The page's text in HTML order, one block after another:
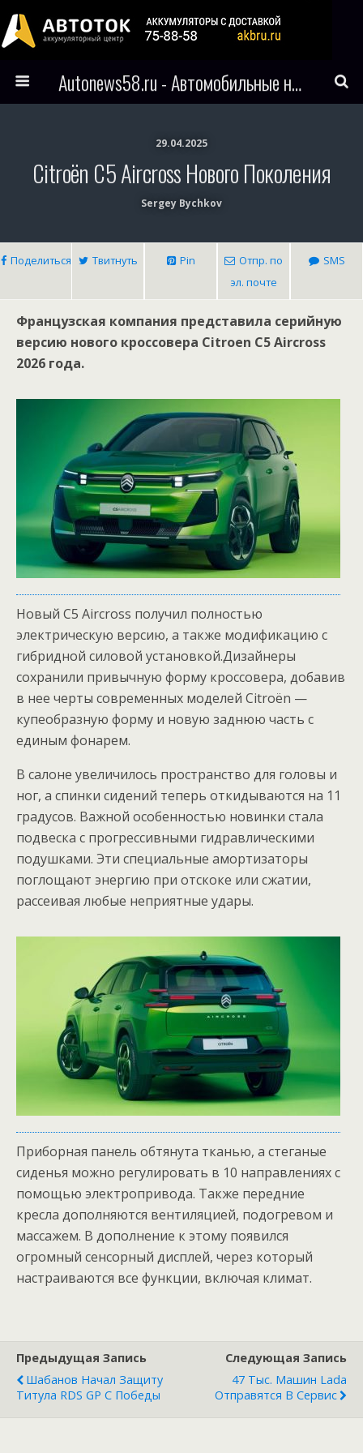
Autonews58.ru - Автомобильные новости Пензы и всего мира
29.04.2025
Citroёn C5 Aircross Нового Поколения
Sergey Bychkov
Поделиться Твитнуть Pin
Отпр. по
эл. почте
SMS
Французская компания представила серийную
версию нового кроссовера Citroen C5 Aircross
2026 года.
Новый C5 Aircross получил полностью
электрическую версию, а также модификацию с
гибридной силовой установкой.Дизайнеры
сохранили привычную форму кроссовера, добавив
в нее черты современных моделей Citroёn —
купеобразную форму и новую заднюю часть с
единым фонарем.
В салоне увеличилось пространство для головы и
ног, а спинки сидений теперь откидываются на 11
градусов. Важной особенностью новинки стала
подвеска с прогрессивными гидравлическими
подушками. Эти специальные амортизаторы
поглощают энергию при отскоке или сжатии,
рассеивая любые неприятные удары.
Приборная панель обтянута тканью, а стеганые
сиденья можно регулировать в 10 направлениях с
помощью электропривода. Также передние
кресла дополняются вентиляцией, подогревом и
массажем. В дополнение к этому появился
огромный сенсорный дисплей, через который
настраиваются все функции, включая климат.
Предыдущая Запись
Шабанов Начал Защиту
Титула RDS GP С Победы
Следующая Запись
47 Тыс. Машин Lada
Отправятся В Сервис